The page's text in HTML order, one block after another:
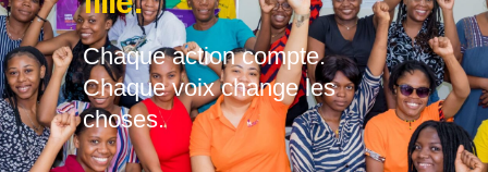
Chaque action compte.
Chaque voix change les
choses.